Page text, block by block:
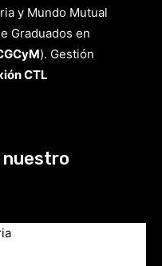
y Mundo Mutual
Graduados en
). Gestión
CTL
nuestro